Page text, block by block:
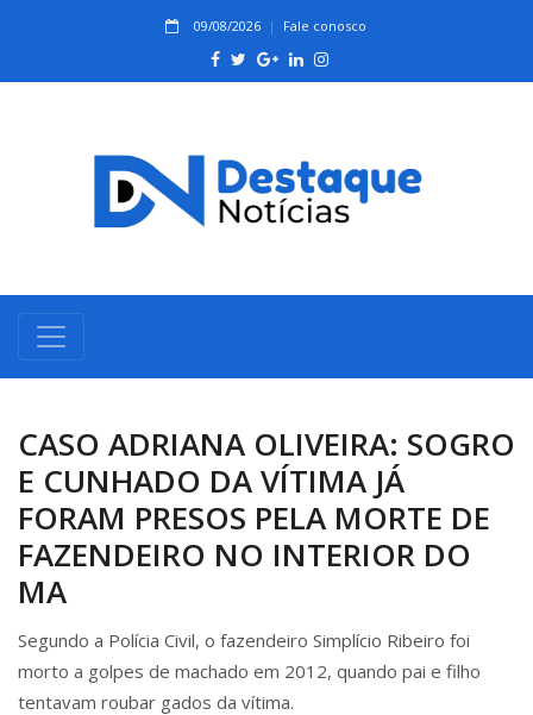
09/08/2026 Fale conosco
CASO ADRIANA OLIVEIRA: SOGRO
E CUNHADO DA VÍTIMA JÁ
FORAM PRESOS PELA MORTE DE
FAZENDEIRO NO INTERIOR DO
MA
Segundo a Polícia Civil, o fazendeiro Simplício Ribeiro foi
morto a golpes de machado em 2012, quando pai e filho
tentavam roubar gados da vítima.